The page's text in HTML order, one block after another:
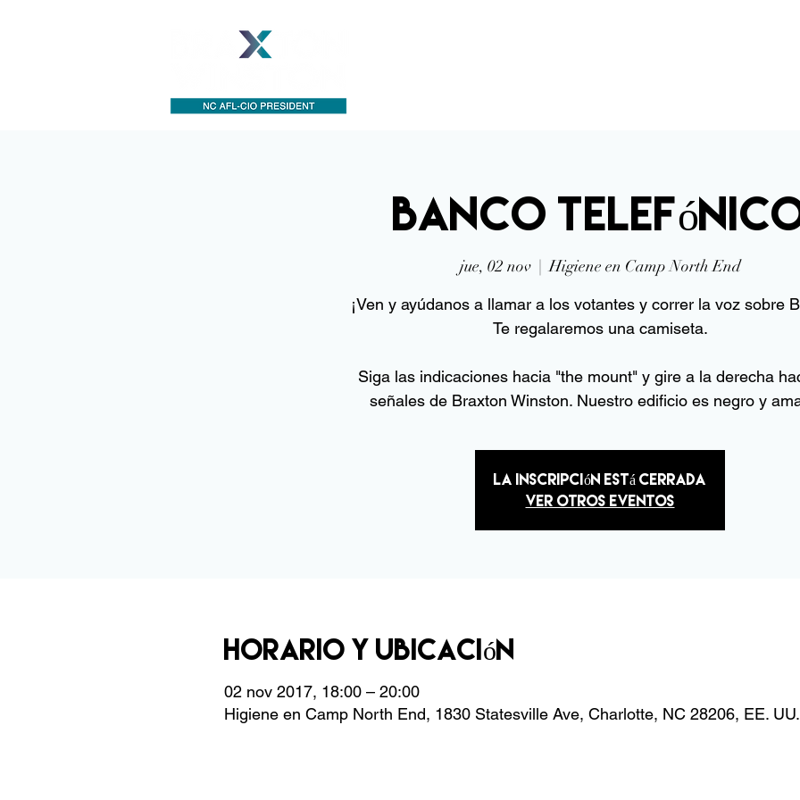
banco
jue, 02 nov
  |
Higiene en Camp North End
¡Ven y ayúdanos a llamar a los votantes y correr la voz sobre
Te regalaremos una camiseta.
Siga las indicaciones hacia "the mount" y gire a la derecha
señales de Braxton Winston. Nuestro edificio es negro y
La inscripción está cerrada
Ver otros eventos
Horario y ubicación
02 nov 2017, 18:00 – 20:00
Higiene en Camp North End, 1830 Statesville Ave, Charlotte, NC 28206, EE. UU.